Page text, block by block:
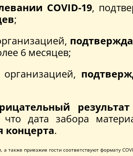
COVID-19,
;
6 месяцев;
дата забора
концерта.
приезжие гости соответствуют формату